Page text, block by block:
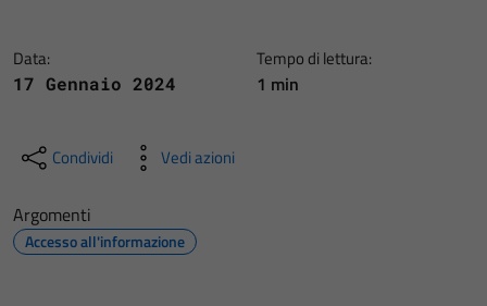
Data:
17 Gennaio 2024
Tempo di lettura:
1 min
Condividi Vedi azioni
Argomenti
Accesso all'informazione